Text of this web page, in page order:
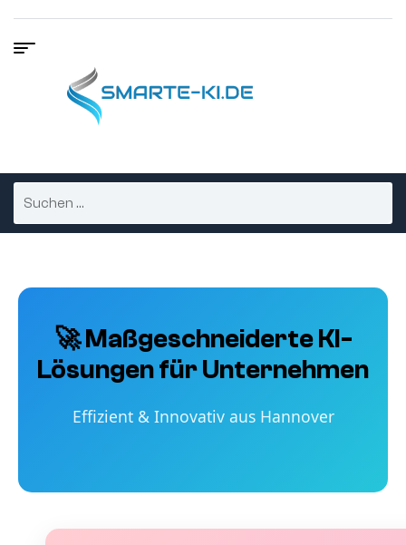
🚀 Maßgeschneiderte KI-
Lösungen für Unternehmen
Effizient & Innovativ aus Hannover